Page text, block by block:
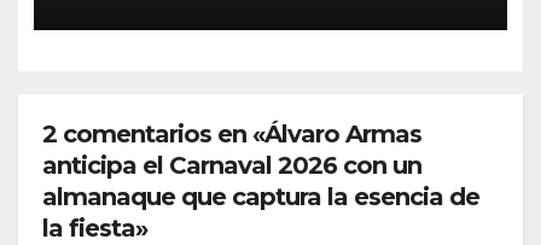
2 comentarios en «Álvaro Armas
anticipa el Carnaval 2026 con un
almanaque que captura la esencia de
la fiesta»